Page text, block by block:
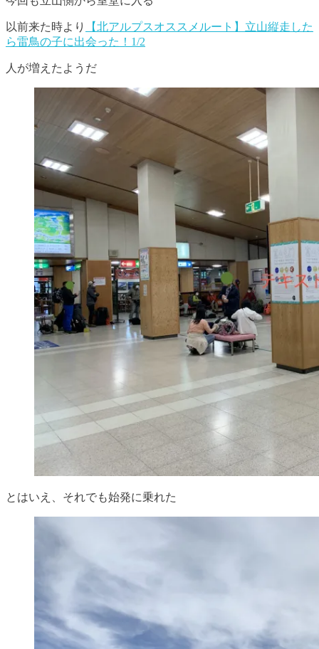
以前来た時より
【北アルプスオススメルート】立山縦走した
ら雷鳥の子に出会った！1/2
人が増えたようだ
とはいえ、それでも始発に乗れた